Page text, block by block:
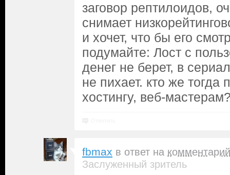
заговор рептилоидов,
снимает
и хочет, что бы его
подумайте: Лост с
денег не берет, в
не пихает. кто же тогда
хостингу, веб-
fbmax в ответ на комментарий
Заслуженный зритель